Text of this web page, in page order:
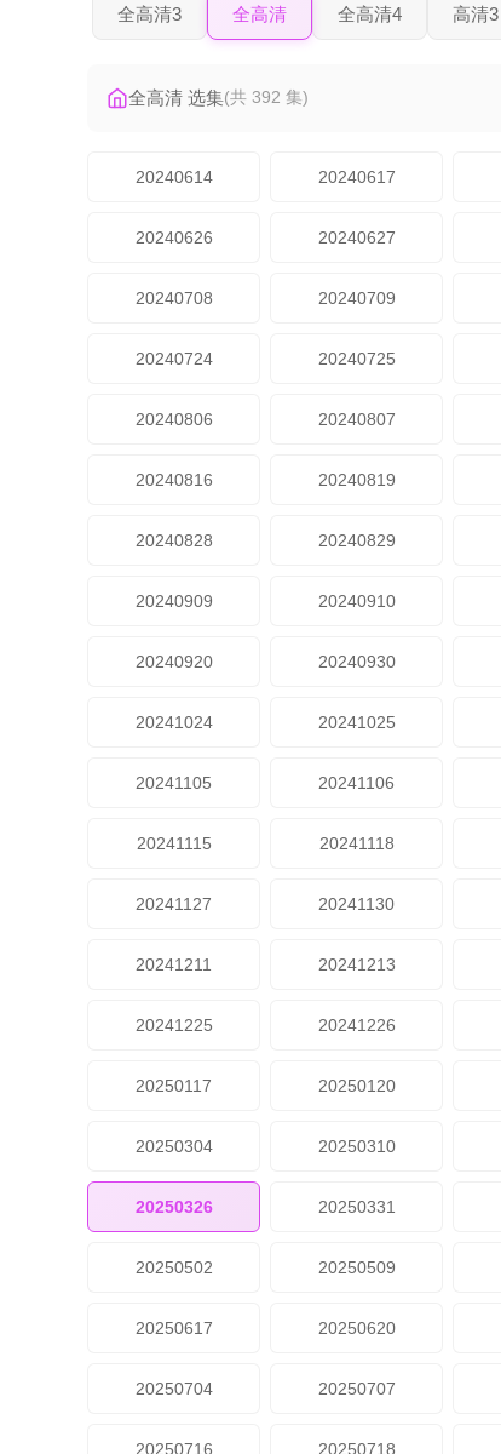
全高清3 全高清 全高清4 高清3
全高清 选集(共 392 集)
20240614 20240617
20240626 20240627
20240708 20240709
20240724 20240725
20240806 20240807
20240816 20240819
20240828 20240829
20240909 20240910
20240920 20240930
20241024 20241025
20241105 20241106
20241115 20241118
20241127 20241130
20241211 20241213
20241225 20241226
20250117 20250120
20250304 20250310
20250326 20250331
20250502 20250509
20250617 20250620
20250704 20250707
20250716 20250718